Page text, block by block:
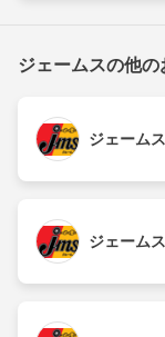
ジェームスの他の
ジェーム
ジェーム